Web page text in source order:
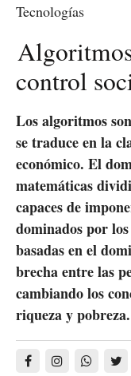
Tecnologías
control
Los algoritmos
se traduce en la
económico. El
matemáticas
capaces de
dominados por
basadas en el
brecha entre las
cambiando los
riqueza y pobreza.